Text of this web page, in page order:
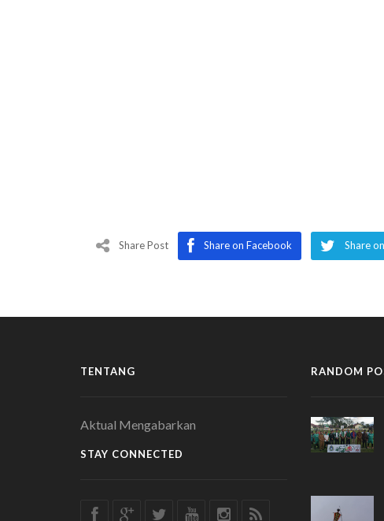
Share Post Share on Facebook Share
TENTANG
Aktual Mengabarkan
STAY CONNECTED
RANDOM